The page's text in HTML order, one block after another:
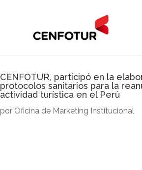
CENFOTUR, participó en la
protocolos sanitarios para la
actividad turística en el Perú
por Oficina de Marketing Institucional